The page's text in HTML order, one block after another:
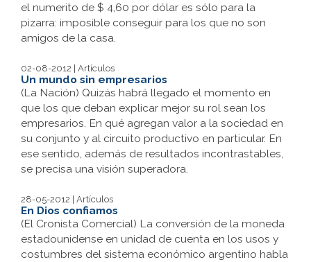
el numerito de $ 4,60 por dólar es sólo para la
pizarra: imposible conseguir para los que no son
amigos de la casa.
02-08-2012 | Artículos
Un mundo sin empresarios
(La Nación) Quizás habrá llegado el momento en
que los que deban explicar mejor su rol sean los
empresarios. En qué agregan valor a la sociedad en
su conjunto y al circuito productivo en particular. En
ese sentido, además de resultados incontrastables,
se precisa una visión superadora.
28-05-2012 | Artículos
En Dios confiamos
(El Cronista Comercial) La conversión de la moneda
estadounidense en unidad de cuenta en los usos y
costumbres del sistema económico argentino habla